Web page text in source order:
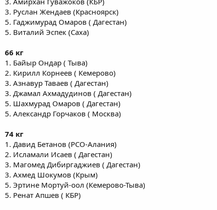
3. Руслан Жендаев (Красноярск)
5. Гаджимурад Омаров ( Дагестан)
5. Виталий Эспек (Саха)
66 кг
1. Байыр Ондар ( Тыва)
2. Кирилл Корнеев ( Кемерово)
3. Азнавур Таваев ( Дагестан)
3. Джамал Ахмадудинов ( Дагестан)
5. Шахмурад Омаров ( Дагестан)
5. Александр Горчаков ( Москва)
74 кг
1. Давид Бетанов (РСО-Алания)
2. Исламали Исаев ( Дагестан)
3. Магомед Дибиргаджиев ( Дагестан)
3. Ахмед Шокумов (Крым)
5. Эртине Мортуй-оол (Кемерово-Тыва)
5. Ренат Апшев ( КБР)